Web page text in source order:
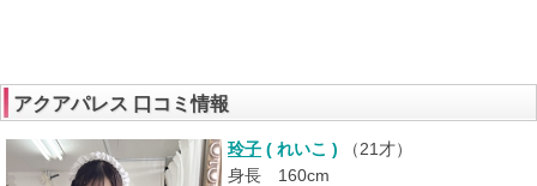
アクアパレス 口コミ情報
玲子 ( れいこ ) （21才）
身長 160cm